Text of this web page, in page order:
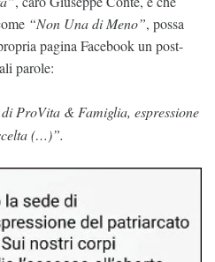
“Non Una di Meno”, possa
pagina Facebook un post-
parole:
di ProVita & Famiglia, espressione
(…)”.